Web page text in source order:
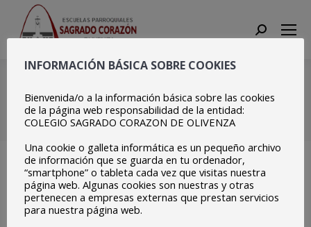
Search:
Izada de Bandera
Europa Badajoz (2)
Estás aquí:
Inicio Izada de Bandera Europa Badajoz…
INFORMACIÓN BÁSICA SOBRE COOKIES
Bienvenida/o a la información básica sobre las cookies
de la página web responsabilidad de la entidad:
COLEGIO SAGRADO CORAZON DE OLIVENZA
Una cookie o galleta informática es un pequeño archivo
de información que se guarda en tu ordenador,
“smartphone” o tableta cada vez que visitas nuestra
página web. Algunas cookies son nuestras y otras
pertenecen a empresas externas que prestan servicios
para nuestra página web.